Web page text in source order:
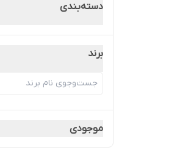
دسته‌بندی
برند
موجودی